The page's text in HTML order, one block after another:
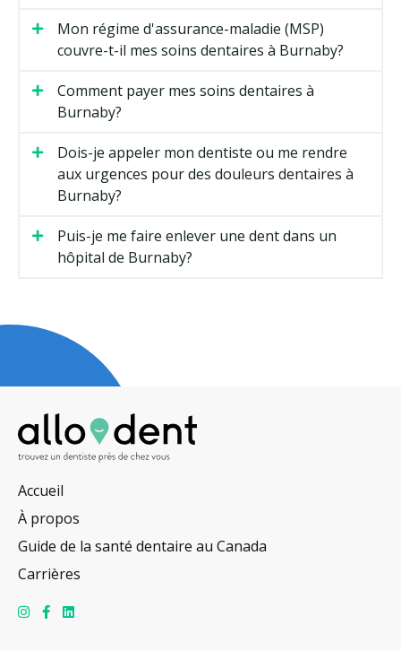
Mon régime d'assurance-maladie (MSP)
couvre-t-il mes soins dentaires à Burnaby?
Comment payer mes soins dentaires à
Burnaby?
Dois-je appeler mon dentiste ou me rendre
aux urgences pour des douleurs dentaires à
Burnaby?
Puis-je me faire enlever une dent dans un
hôpital de Burnaby?
Accueil
À propos
Guide de la santé dentaire au Canada
Carrières